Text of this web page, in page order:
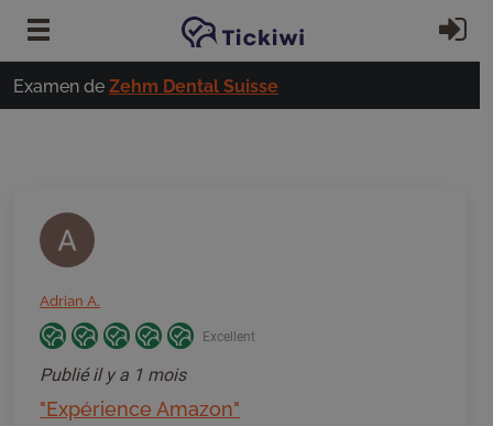
Passer au contenu principal
Examen de Zehm Dental Suisse
Adrian A.
Excellent
Publiéil y a 1 mois
"Expérience Amazon"